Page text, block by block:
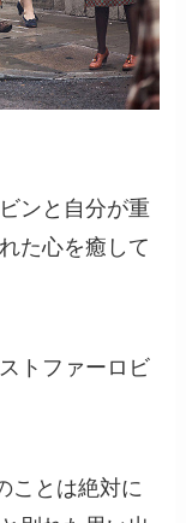
ンと自分が重
た心を癒して
トファーロビ
ことは絶対に